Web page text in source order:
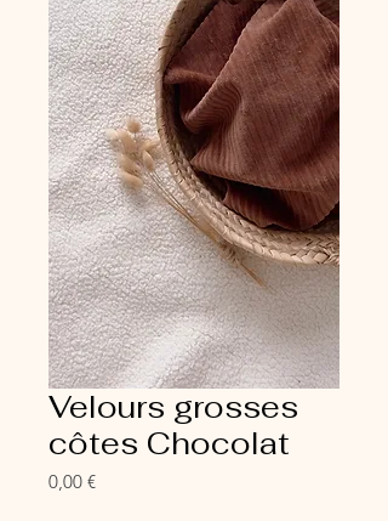
Velours grosses
côtes Chocolat
0,00 €Prix